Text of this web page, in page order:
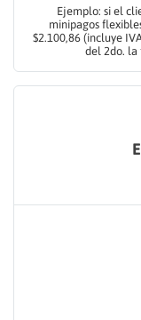
Ejemplo: si el
minipagos
$2.100,86 (incluye
del 2do. la